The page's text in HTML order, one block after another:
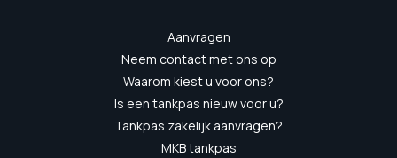
Aanvragen
Neem contact met ons op
Waarom kiest u voor ons?
Is een tankpas nieuw voor u?
Tankpas zakelijk aanvragen?
MKB tankpas